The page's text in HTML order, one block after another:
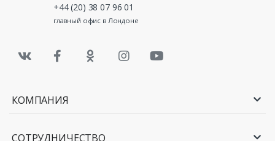
+44 (20) 38 07 96 01
главный офис в Лондоне
КОМПАНИЯ
СОТРУДНИЧЕСТВО